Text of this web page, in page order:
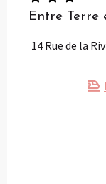
Entre Terre
14 Rue de la